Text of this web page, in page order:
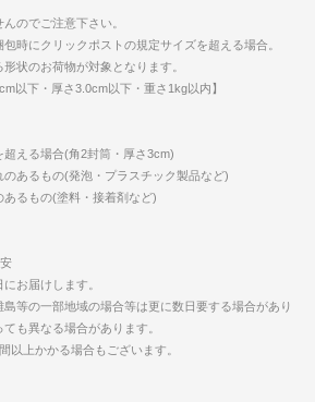
のでご注意下さい。
包時にクリックポストの規定サイズを超える場合。
状のお荷物が対象となります。
以下・厚さ3.0cm以下・重さ1kg以内】
超える場合(角2封筒・厚さ3cm)
のあるもの(発泡・プラスチック製品など)
あるもの(塗料・接着剤など)
お届けします。
等の一部地域の場合等は更に数日要する場合があり
も異なる場合があります。
以上かかる場合もございます。